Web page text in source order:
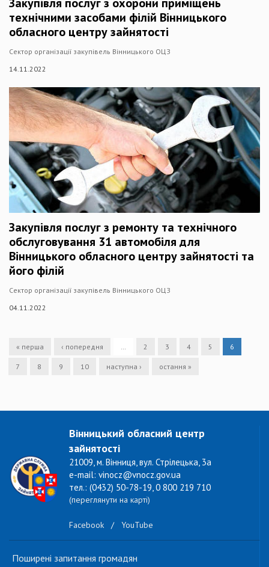
технічними засобами філій Вінницького
обласного центру зайнятості
Сектор організації закупівель Вінницького ОЦЗ
14.11.2022
Закупівля послуг з ремонту та технічного
обслуговування 31 автомобіля для
Вінницького обласного центру зайнятості та
його філій
Сектор організації закупівель Вінницького ОЦЗ
04.11.2022
« перша ‹ попередня … 2 3 4 5 6
7 8 9 10 наступна › остання »
Вінницький обласний центр
зайнятості
21009, м. Вінниця, вул. Стрілецька, 3а
e-mail: vinocz@vnocz.gov.ua
тел.: (0432) 50-78-19, 0 800 219 710
(переглянути на карті)
Facebook / YouTube
Поширені запитання громадян